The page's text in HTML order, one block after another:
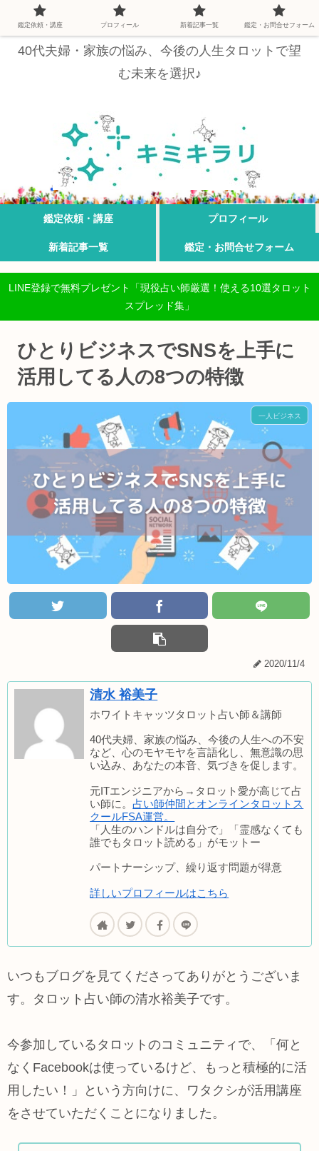
40代夫婦・家族の悩み、今後の人生タロットで望
む未来を選択♪
鑑定依頼・講座 プロフィール
新着記事一覧 鑑定・お問合せフォーム
LINE登録で無料プレゼント「現役占い師厳選！使える10選タロット
スプレッド集」
ひとりビジネスでSNSを上手に
活用してる人の8つの特徴
一人ビジネス
2020/11/4
清水 裕美子
ホワイトキャッツタロット占い師＆講師
40代夫婦、家族の悩み、今後の人生への不安
など、心のモヤモヤを言語化し、無意識の思
い込み、あなたの本音、気づきを促します。
元ITエンジニアから→タロット愛が高じて占
い師に。占い師仲間とオンラインタロットス
クールFSA運営。
「人生のハンドルは自分で」「霊感なくても
誰でもタロット読める」がモットー
パートナーシップ、繰り返す問題が得意
詳しいプロフィールはこちら
いつもブログを見てくださってありがとうございま
す。タロット占い師の清水裕美子です。
今参加しているタロットのコミュニティで、「何と
なくFacebookは使っているけど、もっと積極的に活
用したい！」という方向けに、ワタクシが活用講座
をさせていただくことになりました。
鑑定依頼・講座 プロフィール 新着記事一覧 鑑定・お問合せフォーム